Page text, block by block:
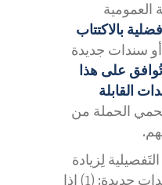
العمومية
بالاكتتاب
سندات جديدة
تُوافق على هذا
القابلة
الحملة من
لِزيادة
رأس المال أو إصدار سندات جديدة: (1) إذا